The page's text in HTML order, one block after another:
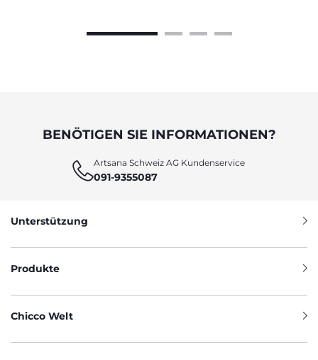
BENÖTIGEN SIE INFORMATIONEN?
Artsana Schweiz AG Kundenservice
091-9355087
Unterstützung
Produkte
Chicco Welt